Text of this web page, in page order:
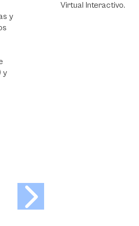
Virtual Interactivo.